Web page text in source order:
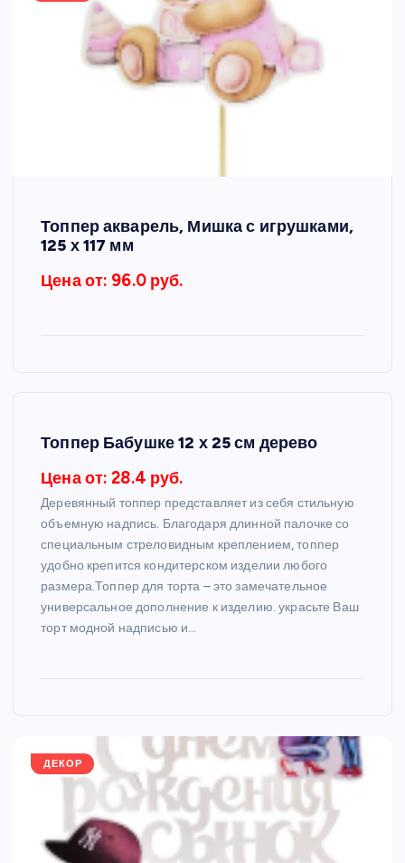
Топпер акварель, Мишка с игрушками,
125 х 117 мм
Цена от: 96.0 руб.
Топпер Бабушке 12 х 25 см дерево
Цена от: 28.4 руб.
Деревянный топпер представляет из себя стильную
объемную надпись. Благодаря длинной палочке со
специальным стреловидным креплением, топпер
удобно крепится кондитерском изделии любого
размера.Топпер для торта – это замечательное
универсальное дополнение к изделию. украсьте Ваш
торт модной надписью и…
ДЕКОР